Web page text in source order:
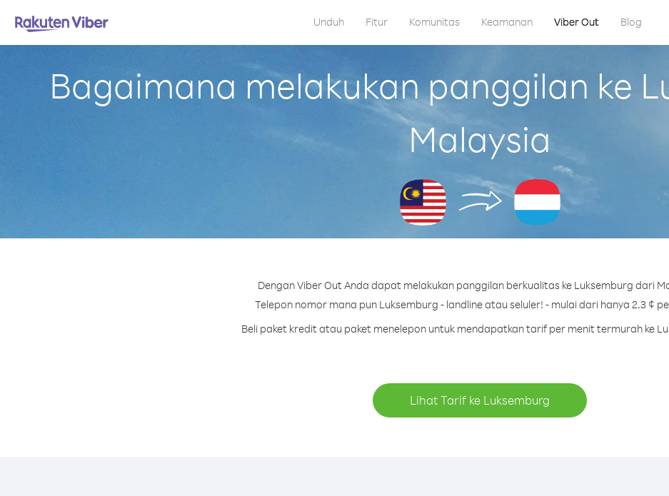
Unduh Fitur Komunitas Keamanan Viber Out Blog
Bagaimana melakukan panggilan ke
Malaysia
Dengan Viber Out Anda dapat melakukan panggilan berkualitas ke Luksemburg dari
Telepon nomor mana pun Luksemburg - landline atau seluler! - mulai dari hanya 2.3 ¢
Beli paket kredit atau paket menelepon untuk mendapatkan tarif per menit termurah ke
Lihat Tarif ke Luksemburg